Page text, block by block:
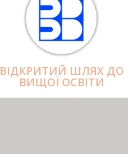
ВІДКРИТИЙ ШЛЯХ ДО
ВИЩОЇ ОСВІТИ